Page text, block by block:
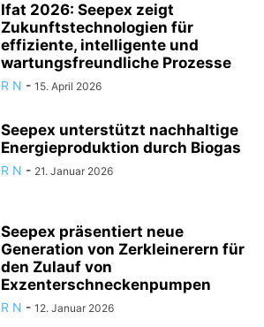
Ifat 2026: Seepex zeigt
Zukunftstechnologien für
effiziente, intelligente und
wartungsfreundliche Prozesse
R N - 15. April 2026
Seepex unterstützt nachhaltige
Energieproduktion durch Biogas
R N - 21. Januar 2026
Seepex präsentiert neue
Generation von Zerkleinerern für
den Zulauf von
Exzenterschneckenpumpen
R N - 12. Januar 2026